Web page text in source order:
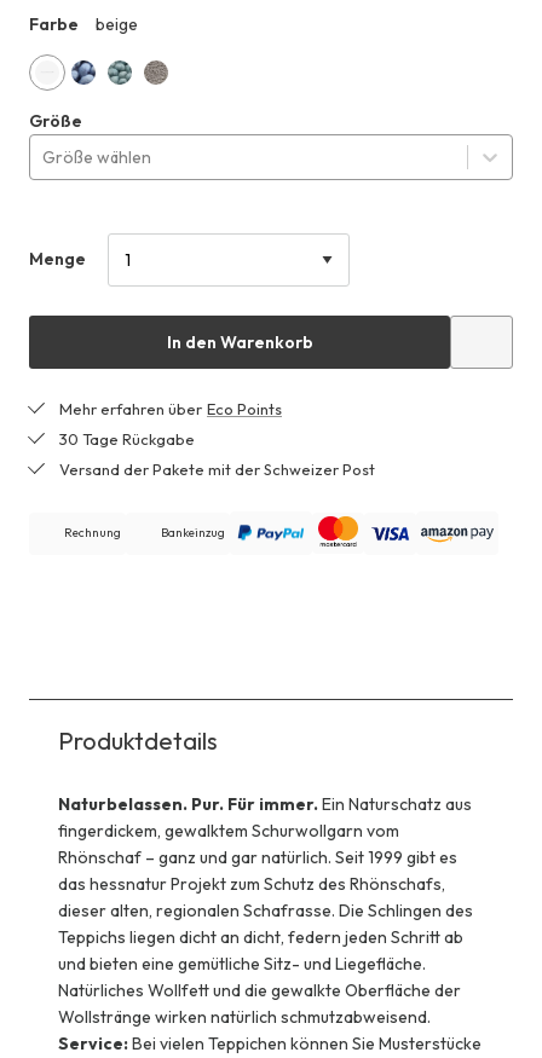
CHF 439.99
Farbe
beige
meliert
Größe
Größe wählen
Menge
In den Warenkorb
Mehr erfahren über Eco Points
30 Tage Rückgabe
Versand der Pakete mit der Schweizer Post
Rechnung Bankeinzug
Produktdetails
Naturbelassen. Pur. Für immer.Ein Naturschatz aus
fingerdickem, gewalktem Schurwollgarn vom
Rhönschaf – ganz und gar natürlich. Seit 1999 gibt es
das hessnatur Projekt zum Schutz des Rhönschafs,
dieser alten, regionalen Schafrasse. Die Schlingen des
Teppichs liegen dicht an dicht, federn jeden Schritt ab
und bieten eine gemütliche Sitz- und Liegefläche.
Natürliches Wollfett und die gewalkte Oberfläche der
Wollstränge wirken natürlich schmutzabweisend.
Service:Bei vielen Teppichen können Sie Musterstücke